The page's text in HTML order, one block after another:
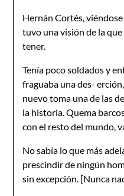
Hernán Cortés,
tuvo una visión de la
tener.
Tenía poco soldados y
fraguaba una des-
nuevo toma una de las
la historia. Quema
con el resto del mundo,
No sabía lo que más
prescindir de ningún
sin excepción. [Nunca